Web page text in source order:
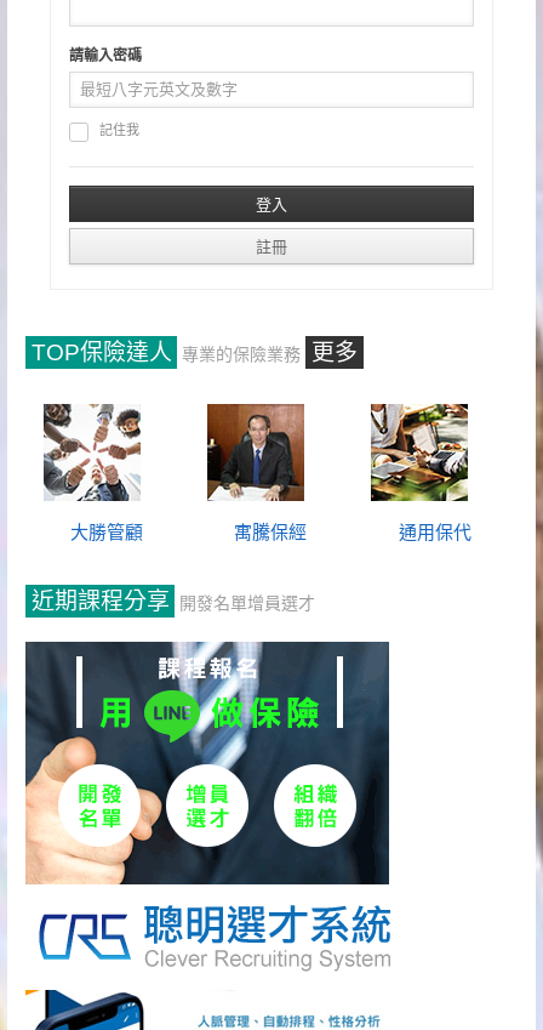
請輸入密碼
記住我
TOP保險達人 專業的保險業務 更多
大勝管顧 寓騰保經 通用保代
近期課程分享 開發名單增員選才